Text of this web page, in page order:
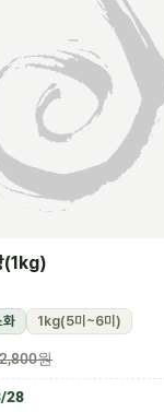
(1kg)
화
1kg(5미~6미)
원
28